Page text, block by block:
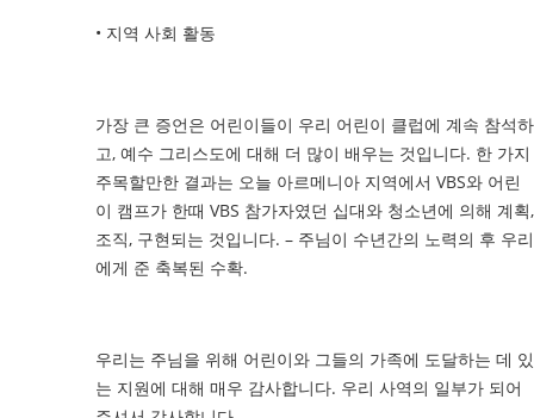
• 지역 사회 활동
가장 큰 증언은 어린이들이 우리 어린이 클럽에 계속 참석하
고, 예수 그리스도에 대해 더 많이 배우는 것입니다. 한 가지
주목할만한 결과는 오늘 아르메니아 지역에서 VBS와 어린
이 캠프가 한때 VBS 참가자였던 십대와 청소년에 의해 계획,
조직, 구현되는 것입니다. – 주님이 수년간의 노력의 후 우리
에게 준 축복된 수확.
우리는 주님을 위해 어린이와 그들의 가족에 도달하는 데 있
는 지원에 대해 매우 감사합니다. 우리 사역의 일부가 되어